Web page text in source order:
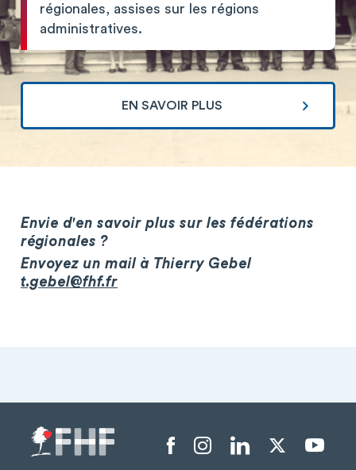
régionales, assises sur les régions
administratives.
EN SAVOIR PLUS
Envie d'en savoir plus sur les fédérations
régionales ?
Envoyez un mail à Thierry Gebel
t.gebel@fhf.fr
Menu liens sociaux